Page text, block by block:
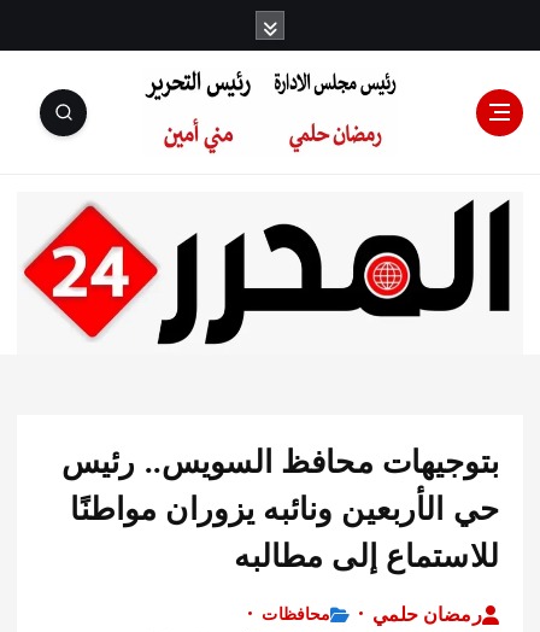
رئيس مجلس
الإدارة: رمضان
التحرير:مني أمين
محافظ السويس.. رئيس
ونائبه يزوران مواطنًا
إلى مطالبه
حلمي
محافظات